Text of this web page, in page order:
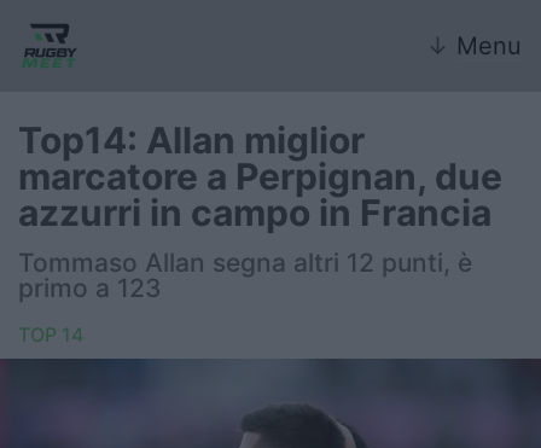
↓ Menu
Nazionale
Nazionali giovanili
FIR
Top14: Allan miglior
marcatore a Perpignan, due
azzurri in campo in Francia
Tommaso Allan segna altri 12 punti, è
primo a 123
TOP 14